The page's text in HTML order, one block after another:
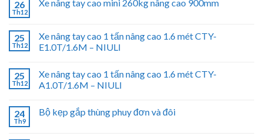
26
Th12
Xe nâng tay cao mini 260kg nâng cao 900mm
25
Th12
Xe nâng tay cao 1 tấn nâng cao 1.6 mét CTY-
E1.0T/1.6M – NIULI
25
Th12
Xe nâng tay cao 1 tấn nâng cao 1.6 mét CTY-
A1.0T/1.6M – NIULI
24
Th9
Bộ kẹp gắp thùng phuy đơn và đôi